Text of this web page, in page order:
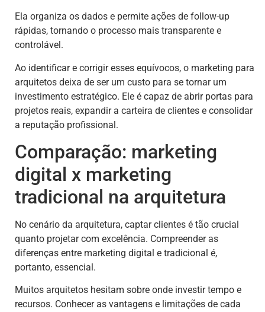
Ela organiza os dados e permite ações de follow-up
rápidas, tornando o processo mais transparente e
controlável.
Ao identificar e corrigir esses equívocos, o marketing para
arquitetos deixa de ser um custo para se tornar um
investimento estratégico. Ele é capaz de abrir portas para
projetos reais, expandir a carteira de clientes e consolidar
a reputação profissional.
Comparação: marketing
digital x marketing
tradicional na arquitetura
No cenário da arquitetura, captar clientes é tão crucial
quanto projetar com excelência. Compreender as
diferenças entre marketing digital e tradicional é,
portanto, essencial.
Muitos arquitetos hesitam sobre onde investir tempo e
recursos. Conhecer as vantagens e limitações de cada